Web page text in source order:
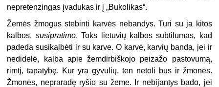
nepretenzingas įvadukas ir į „Bukolikas“.
Žemės žmogus stebinti karvės nebandys. Turi su ja kitos
kalbos, susipratimo. Toks lietuvių kalbos subtilumas, kad
padeda susikalbėti ir su karve. O karvė, karvių banda, jei ir
nedidelė, kalba apie žemdirbiškojo peizažo pastovumą,
rimtį, tapatybę. Kur yra gyvulių, ten netoli bus ir žmonės.
Žmonės, nepraradę ryšio su žeme. Ir nebijantys bado, jei